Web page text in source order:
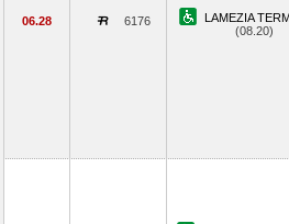
06.28 6176
LAMEZIA
(08.20)